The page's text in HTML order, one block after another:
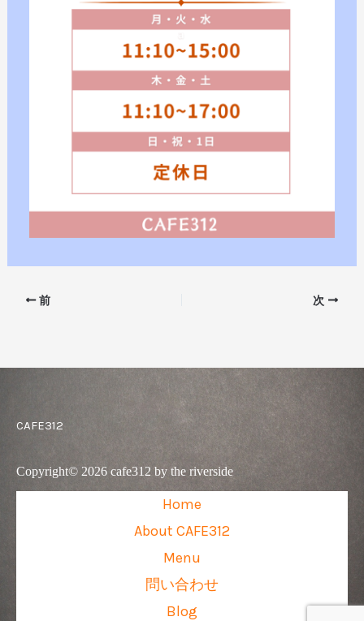
前 次
CAFE312
Copyright© 2026 cafe312 by the riverside
Home
About CAFE312
Menu
問い合わせ
Blog